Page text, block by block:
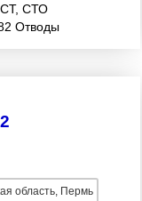
СТО
Отводы
область, Пермь